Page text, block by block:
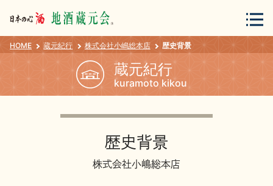
会員登録 ログイン
HOME 蔵元紀行 株式会社小嶋総本店 歴史背景
蔵元紀行
kuramoto kikou
歴史背景
株式会社小嶋総本店